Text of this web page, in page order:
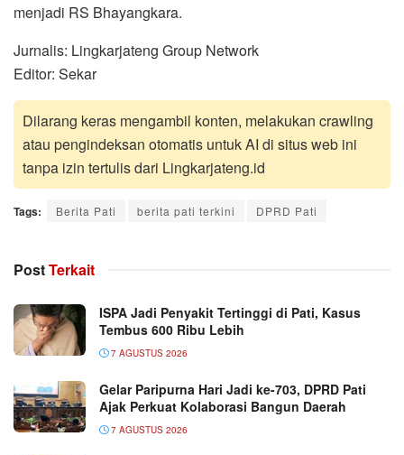
menjadi RS Bhayangkara.
Jurnalis: Lingkarjateng Group Network
Editor: Sekar
Dilarang keras mengambil konten, melakukan crawling
atau pengindeksan otomatis untuk AI di situs web ini
tanpa izin tertulis dari Lingkarjateng.id
Tags: Berita Pati berita pati terkini DPRD Pati
PostTerkait
ISPA Jadi Penyakit Tertinggi di Pati, Kasus
Tembus 600 Ribu Lebih
7 AGUSTUS 2026
Gelar Paripurna Hari Jadi ke-703, DPRD Pati
Ajak Perkuat Kolaborasi Bangun Daerah
7 AGUSTUS 2026